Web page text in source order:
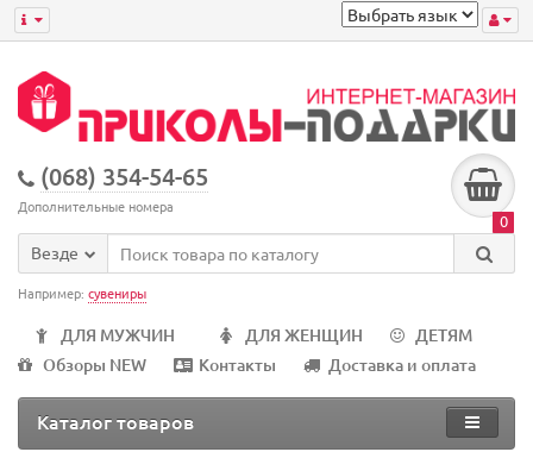
(068) 354-54-65
Дополнительные номера
0
Везде
Например: сувениры
ДЛЯ МУЖЧИН ДЛЯ ЖЕНЩИН
ДЕТЯМ
Обзоры NEW
Контакты Доставка и оплата
Каталог товаров